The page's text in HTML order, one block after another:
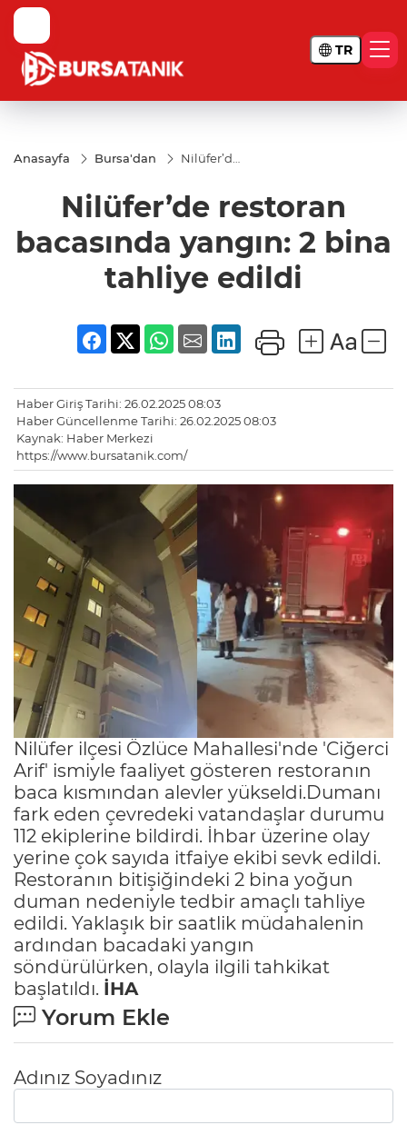
TR
Anasayfa Bursa'dan
Nilüfer’de
yangın: 2
bina
edildi
Nilüfer’de restoran
bacasında yangın: 2 bina
tahliye edildi
Haber Giriş Tarihi: 26.02.2025 08:03
Haber Güncellenme Tarihi: 26.02.2025 08:03
Kaynak: Haber Merkezi
https://www.bursatanik.com/
Nilüfer ilçesi Özlüce Mahallesi'nde 'Ciğerci
Arif' ismiyle faaliyet gösteren restoranın
baca kısmından alevler yükseldi.Dumanı
fark eden çevredeki vatandaşlar durumu
112 ekiplerine bildirdi. İhbar üzerine olay
yerine çok sayıda itfaiye ekibi sevk edildi.
Restoranın bitişiğindeki 2 bina yoğun
duman nedeniyle tedbir amaçlı tahliye
edildi. Yaklaşık bir saatlik müdahalenin
ardından bacadaki yangın
söndürülürken, olayla ilgili tahkikat
başlatıldı. İHA
Yorum Ekle
Adınız Soyadınız